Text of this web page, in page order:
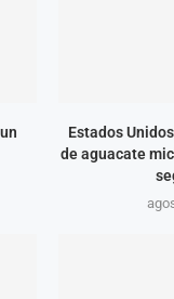
Estados
de aguacate